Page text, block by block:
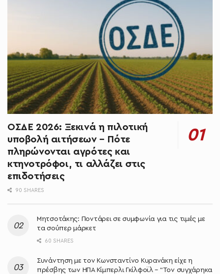
ΟΣΔΕ 2026: Ξεκινά η πιλοτική
υποβολή αιτήσεων – Πότε
πληρώνονται αγρότες και
κτηνοτρόφοι, τι αλλάζει στις
επιδοτήσεις
90 SHARES
Μητσοτάκης: Ποντάρει σε συμφωνία για τις τιμές με
τα σούπερ μάρκετ
60 SHARES
Συνάντηση με τον Κωνσταντίνο Κυρανάκη είχε η
πρέσβης των ΗΠΑ Κίμπερλι Γκίλφοϊλ – “Τον συγχάρηκα